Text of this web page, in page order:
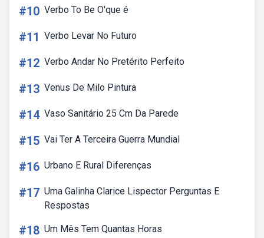
#10 Verbo To Be O'que é
#11 Verbo Levar No Futuro
#12 Verbo Andar No Pretérito Perfeito
#13 Venus De Milo Pintura
#14 Vaso Sanitário 25 Cm Da Parede
#15 Vai Ter A Terceira Guerra Mundial
#16 Urbano E Rural Diferenças
#17 Uma Galinha Clarice Lispector Perguntas E
Respostas
#18 Um Mês Tem Quantas Horas